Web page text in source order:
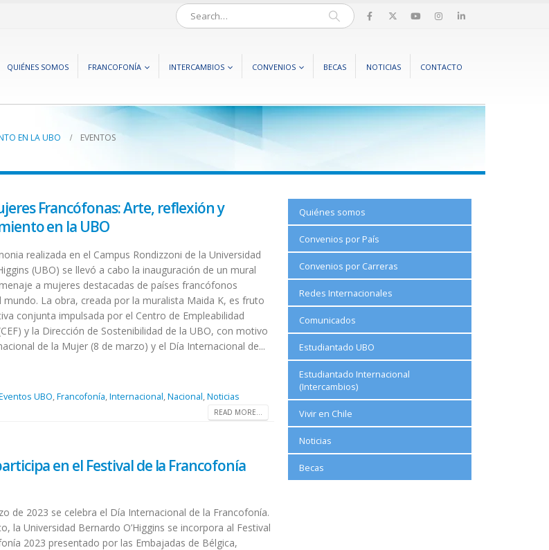
QUIÉNES SOMOS FRANCOFONÍA INTERCAMBIOS CONVENIOS BECAS NOTICIAS CONTACTO
EN LA UBO EVENTOS
Francófonas: Arte, reflexión y
en la UBO
realizada en el Campus Rondizzoni de la Universidad
(UBO) se llevó a cabo la inauguración de un mural
a mujeres destacadas de países francófonos
mundo. La obra, creada por la muralista Maida K, es fruto
conjunta impulsada por el Centro de Empleabilidad
y la Dirección de Sostenibilidad de la UBO, con motivo
de la Mujer (8 de marzo) y el Día Internacional de...
UBO,Francofonía,Internacional,Nacional,Noticias
READ MORE...
en el Festival de la Francofonía
de 2023 se celebra el Día Internacional de la Francofonía.
la Universidad Bernardo O’Higgins se incorpora al Festival
2023 presentado por las Embajadas de Bélgica,
Quiénes somos
Convenios por País
Convenios por Carreras
Redes Internacionales
Comunicados
Estudiantado UBO
Estudiantado Internacional
(Intercambios)
Vivir en Chile
Noticias
Becas